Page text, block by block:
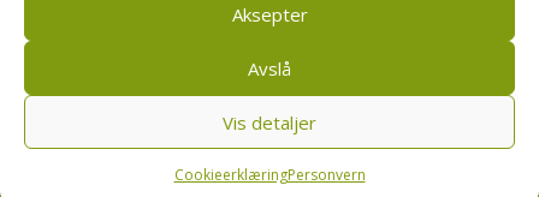
Aksepter
Avslå
Vis detaljer
CookieerklæringPersonvern
Bondevennen SA, Pb 208, sentrum, 4001 Stavanger
Personvern og cookies regler